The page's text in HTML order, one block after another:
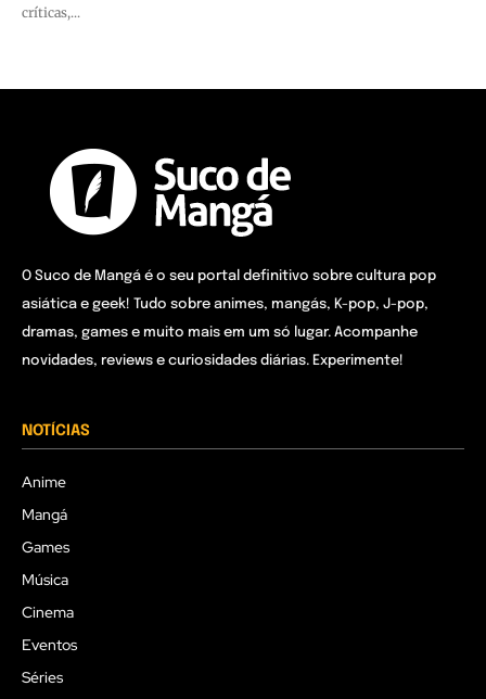
críticas,...
O Suco de Mangá é o seu portal definitivo sobre cultura pop
asiática e geek! Tudo sobre animes, mangás, K-pop, J-pop,
dramas, games e muito mais em um só lugar. Acompanhe
novidades, reviews e curiosidades diárias. Experimente!
NOTÍCIAS
Anime
Mangá
Games
Música
Cinema
Eventos
Séries